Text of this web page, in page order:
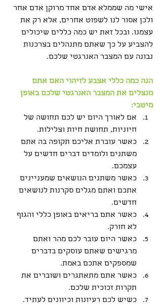
אישי מה שממלא אדם אחד מרוקן אדם אחר
ולכן אסור לנו לשפוט אחרים, אלא רק את
עצמנו. ובכל זאת יש כמה כללים שיכולים
להצביע על כך שאתם מתנהלים בצרכנות
נבונה עם המצבר האנרגטי שלכם.
הנה כמה כללי אצבע לזיהוי האם אתם
מנצלים את המצבר האנרגטי שלכם באופן
מיטבי:
אם לאורך היום יש לכם תחושה של
חיוניות, תחושת חיות וצלילות.
כאשר עוברת אליכם תקופה בה אתם
משתנים ולומדים דברים חדשים על
עצמכם.
כאשר משתנים הנושאים שמעניינים
אתכם ואתם מגלים סקרנות לנושאים
חדשים.
כאשר אתם בריאים באופן כללי והגוף
לא חורק.
כאשר היום עובר לכם מהר ואתם
מרגישים שאתם עוסקים בדברים
שמספקים אתכם באמת.
כאשר אתם מתאתגרים ושוברים את
תקרות זכוכית שלכם.
כשיש לכם רעיונות וכיוונים לעתיד.